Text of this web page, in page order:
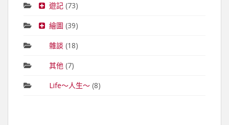
遊記(73)
繪圖 (39)
雜談 (18)
其他(7)
Life～人生～(8)